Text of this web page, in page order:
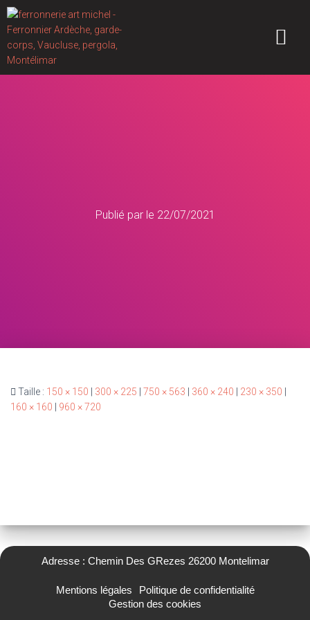
Publié par le 22/07/2021
Taille : 150 × 150 300 × 225 750 × 563 360 × 240 230 × 350
160 × 160
960 × 720
Adresse : Chemin Des GRezes 26200 Montelimar
Mentions légales
Politique de confidentialité
Gestion des cookies